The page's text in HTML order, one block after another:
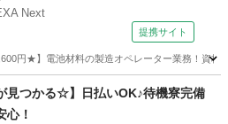
Next
提携サイト
円★】電池材料の製造オペレーター業務！資
その他
見つかる☆】日払いOK♪待機寮完備
心！